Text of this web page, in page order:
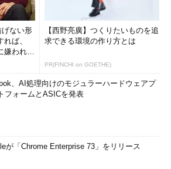
ェアはこのスタンバイ状態をサポ
い理由はいくつかあるが、「休止状態は
」となっているだけなら、手動で休止状
そのためには管理者権限のあるコマンド
行する。
ない形
ば、
嫌われな
【西野亮廣】つくりたいものを追
求できる環境の作り方とは
PR(FINCHI on GOETHE)
、AI処理向けのモジュラーハードウェアプ
フォームとASICを発表
が「Chrome Enterprise 73」をリリース